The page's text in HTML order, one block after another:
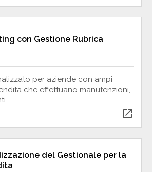
con Gestione Rubrica
per aziende con ampi
che effettuano manutenzioni,
open_in_new
del Gestionale per la